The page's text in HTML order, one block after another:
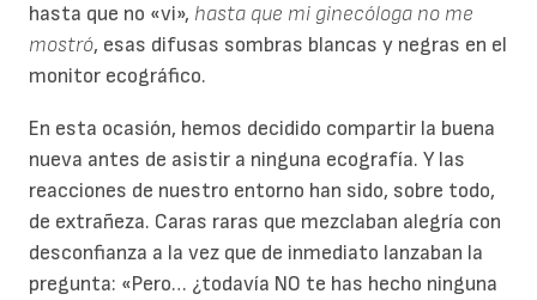
hasta que no «vi», hasta que mi ginecóloga no me
mostró, esas difusas sombras blancas y negras en el
monitor ecográfico.
En esta ocasión, hemos decidido compartir la buena
nueva antes de asistir a ninguna ecografía. Y las
reacciones de nuestro entorno han sido, sobre todo,
de extrañeza. Caras raras que mezclaban alegría con
desconfianza a la vez que de inmediato lanzaban la
pregunta: «Pero… ¿todavía NO te has hecho ninguna